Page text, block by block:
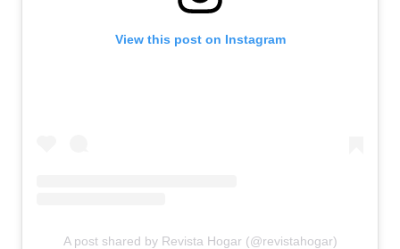
View this post on Instagram
A post shared by Revista Hogar (@revistahogar)